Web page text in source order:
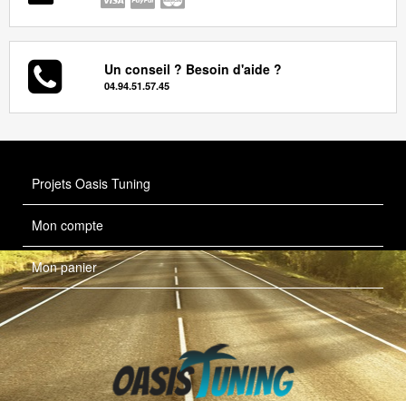
Un conseil ? Besoin d'aide ?
04.94.51.57.45
Projets Oasis Tuning
Mon compte
Mon panier